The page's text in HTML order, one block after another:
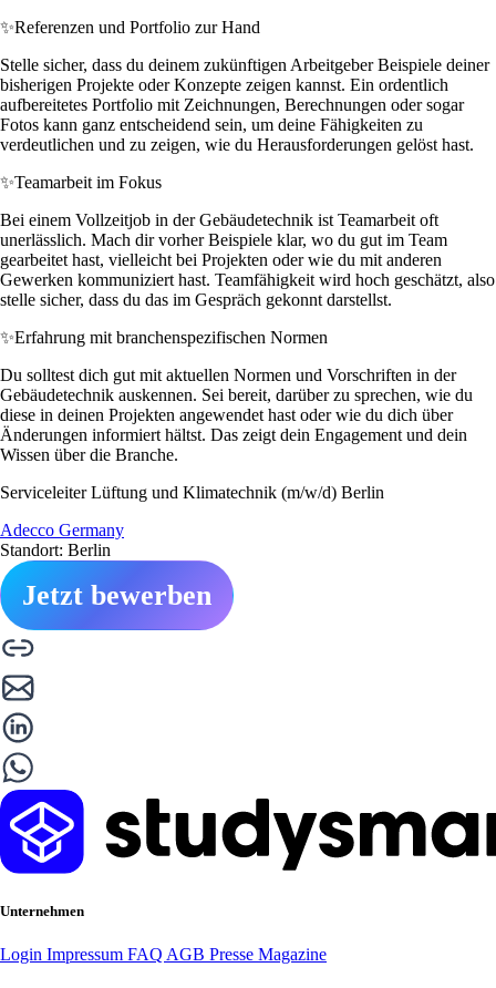
✨Referenzen und Portfolio zur Hand
Stelle sicher, dass du deinem zukünftigen Arbeitgeber Beispiele deiner
bisherigen Projekte oder Konzepte zeigen kannst. Ein ordentlich
aufbereitetes Portfolio mit Zeichnungen, Berechnungen oder sogar
Fotos kann ganz entscheidend sein, um deine Fähigkeiten zu
verdeutlichen und zu zeigen, wie du Herausforderungen gelöst hast.
✨Teamarbeit im Fokus
Bei einem Vollzeitjob in der Gebäudetechnik ist Teamarbeit oft
unerlässlich. Mach dir vorher Beispiele klar, wo du gut im Team
gearbeitet hast, vielleicht bei Projekten oder wie du mit anderen
Gewerken kommuniziert hast. Teamfähigkeit wird hoch geschätzt, also
stelle sicher, dass du das im Gespräch gekonnt darstellst.
✨Erfahrung mit branchenspezifischen Normen
Du solltest dich gut mit aktuellen Normen und Vorschriften in der
Gebäudetechnik auskennen. Sei bereit, darüber zu sprechen, wie du
diese in deinen Projekten angewendet hast oder wie du dich über
Änderungen informiert hältst. Das zeigt dein Engagement und dein
Wissen über die Branche.
Serviceleiter Lüftung und Klimatechnik (m/w/d) Berlin
Adecco Germany
Standort: Berlin
Jetzt bewerben
Unternehmen
Login Impressum FAQ AGB Presse Magazine